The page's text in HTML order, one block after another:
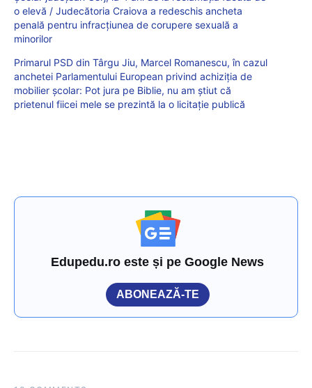
o elevă / Judecătoria Craiova a redeschis ancheta
penală pentru infracțiunea de corupere sexuală a
minorilor
Primarul PSD din Târgu Jiu, Marcel Romanescu, în cazul
anchetei Parlamentului European privind achiziția de
mobilier școlar: Pot jura pe Biblie, nu am știut că
prietenul fiicei mele se prezintă la o licitație publică
Edupedu.ro este și pe Google News
ABONEAZĂ-TE